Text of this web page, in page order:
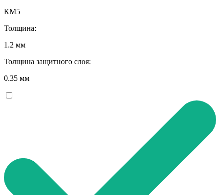
КМ5
Толщина:
1.2 мм
Толщина защитного слоя:
0.35 мм